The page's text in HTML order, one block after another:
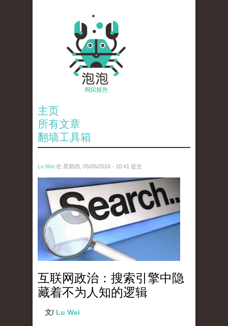
主页
所有文章
翻墙工具箱
Lu Wei 在 星期四, 05/05/2016 - 10:41 提交
wen_tou_tu_3.jpeg
互联网政治：搜索引擎中隐
藏着不为人知的逻辑
文/ Lu Wei